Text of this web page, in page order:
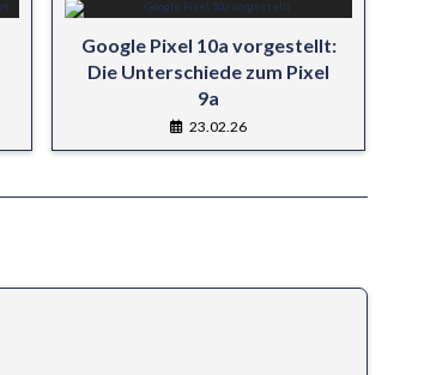
Google Pixel 10a vorgestellt:
Die Unterschiede zum Pixel
9a
23.02.26